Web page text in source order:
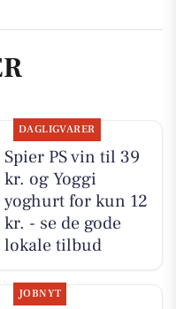
DAGLIGVARER
Spier PS vin til 39
kr. og Yoggi
yoghurt for kun 12
kr. - se de gode
lokale tilbud
JOBNYT